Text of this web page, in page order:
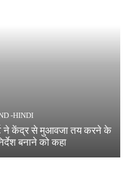
-HINDI
ने केंद्र से मुआवजा तय करने के
बनाने को कहा